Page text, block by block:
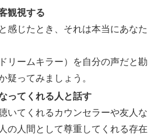
観視する
感じたとき、それは本当にあなた
リームキラー）を自分の声だと勘
疑ってみましょう。
ってくれる人と話す
いてくれるカウンセラーや友人な
の人間として尊重してくれる存在